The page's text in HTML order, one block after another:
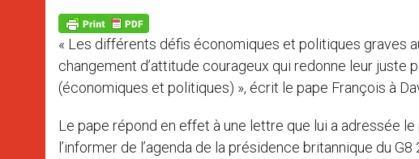
p
p
g
e
r
k
« Les différents défis économiques et politiques graves
changement d’attitude courageux qui redonne leur juste
(économiques et politiques) », écrit le pape François à
Le pape répond en effet à une lettre que lui a adressée
l’informer de l’agenda de la présidence britannique du